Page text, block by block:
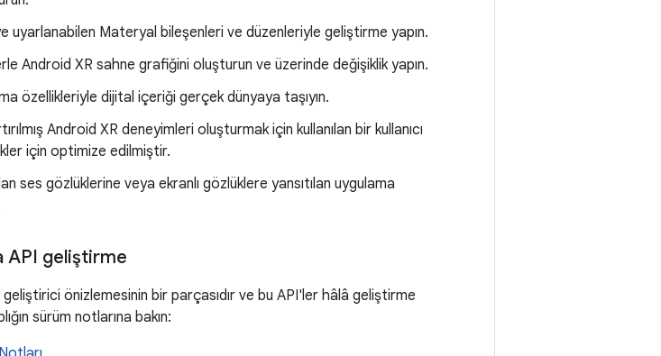
uyarlanabilen Materyal bileşenleri ve düzenleriyle geliştirme yapın.
Android XR sahne grafiğini oluşturun ve üzerinde değişiklik yapın.
özellikleriyle dijital içeriği gerçek dünyaya taşıyın.
Android XR deneyimleri oluşturmak için kullanılan bir kullanıcı
için optimize edilmiştir.
ses gözlüklerine veya ekranlı gözlüklere yansıtılan uygulama
API geliştirme
önizlemesinin bir parçasıdır ve bu API'ler hâlâ geliştirme
sürüm notlarına bakın: